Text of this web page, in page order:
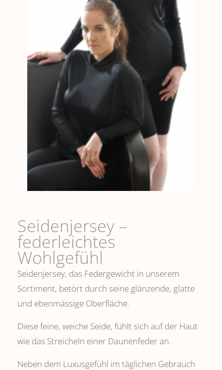
Seidenjersey –
federleichtes
Wohlgefühl
Seidenjersey, das Federgewicht in unserem
Sortiment, betört durch seine glänzende, glatte
und ebenmässige Oberfläche.
Diese feine, weiche Seide, fühlt sich auf der Haut
wie das Streicheln einer Daunenfeder an.
Neben dem Luxusgefühl im täglichen Gebrauch